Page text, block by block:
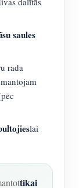
saules
rada
lai
tikai